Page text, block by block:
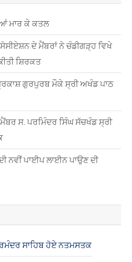
ਮਾਰ ਕੇ ਕਤਲ
ਦੇ ਮੈਂਬਰਾਂ ਨੇ ਚੰਡੀਗੜ੍ਹ ਵਿਖੇ
ਸ਼ਿਰਕਤ
ਗੁਰਪੁਰਬ ਮੌਕੇ ਸ੍ਰੀ ਅਖੰਡ ਪਾਠ
ਸ. ਪਰਮਿੰਦਰ ਸਿੰਘ ਸੱਚਖੰਡ ਸ੍ਰੀ
ਨਵੀਂ ਪਾਈਪ ਲਾਈਨ ਪਾਉਣ ਦੀ
ਸਾਹਿਬ ਹੋਏ ਨਤਮਸਤਕ